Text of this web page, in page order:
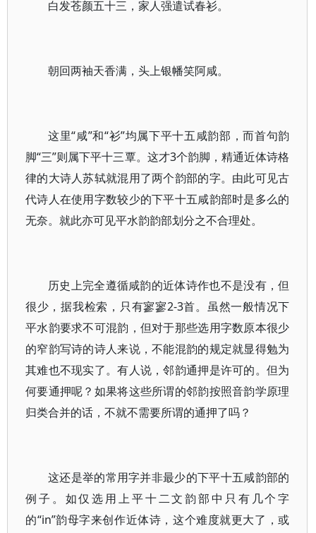
白发苍颜五十三，家人强遣试春衫。
朝回两袖天香满，头上银幡笑阿咸。
这里“咸”和“衫”均属下平十五咸韵部，而首句韵
脚“三”则属下平十三覃。这才3个韵脚，精通近体诗格
律的大诗人苏轼就混用了两个韵部的字。由此可见古
代诗人在使用字数较少的下平十五咸韵部时是多么的
无奈。就此亦可见平水韵韵部划分之不合理处。
历史上完全遵循咸韵的近体诗作也不是没有，但
很少，据我检索，只有寥寥2-3首。虽然一般情况下
平水韵要求不可混韵，但对于那些选用字数原本很少
的窄韵写诗的诗人来说，不能混韵的规定就显得勉为
其难也不现实了。有人说，邻韵通押是许可的。但为
何要通押呢？如果将这些所谓的邻韵按照音韵学原理
归类合并的话，不就不需要所谓的通押了吗？
这还是举的常用字并非最少的下平十五咸韵部的
例子。如仅选用上平十二文韵部中只有几个字
的“in”韵母字来创作近体诗，这个难度就更大了，或